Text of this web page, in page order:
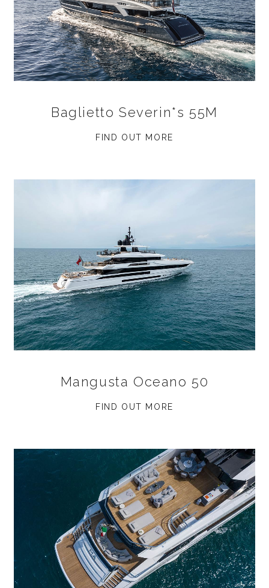
Baglietto Severin*s 55M
FIND OUT MORE
Mangusta Oceano 50
FIND OUT MORE